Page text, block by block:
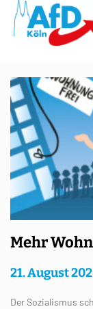
Tag:
Mehr
21. August
Der Sozialismus